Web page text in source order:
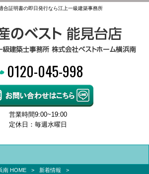
合証明書の即日発行なら江上一級建築事務所
0120-045-998
営業時間9:00~19:00
定休日：毎週水曜日
南 HOME > 新着情報
>